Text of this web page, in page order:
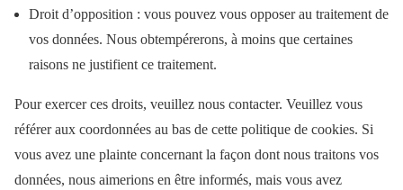
Droit d’opposition : vous pouvez vous opposer au traitement de
vos données. Nous obtempérerons, à moins que certaines
raisons ne justifient ce traitement.
Pour exercer ces droits, veuillez nous contacter. Veuillez vous
référer aux coordonnées au bas de cette politique de cookies. Si
vous avez une plainte concernant la façon dont nous traitons vos
données, nous aimerions en être informés, mais vous avez